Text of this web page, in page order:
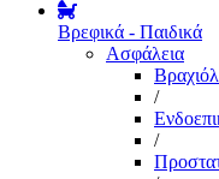
Βρεφικά - Παιδικά
Ασφάλεια
/
/